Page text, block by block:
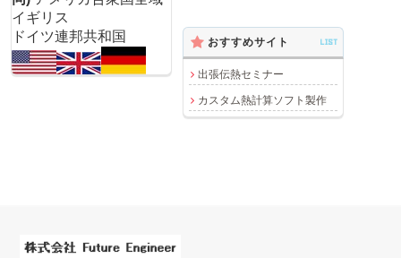
イギリス
ドイツ連邦共和国
おすすめサイト LIST
出張伝熱セミナー
カスタム熱計算ソフト製作